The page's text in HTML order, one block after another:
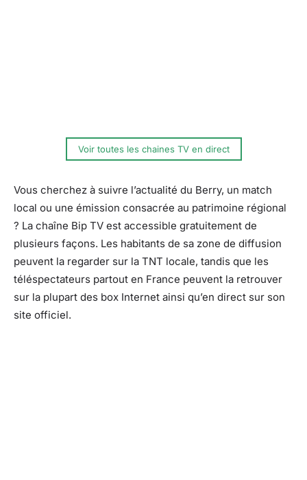
Voir toutes les chaines TV en direct
Vous cherchez à suivre l’actualité du Berry, un match
local ou une émission consacrée au patrimoine régional
? La chaîne Bip TV est accessible gratuitement de
plusieurs façons. Les habitants de sa zone de diffusion
peuvent la regarder sur la TNT locale, tandis que les
téléspectateurs partout en France peuvent la retrouver
sur la plupart des box Internet ainsi qu’en direct sur son
site officiel.